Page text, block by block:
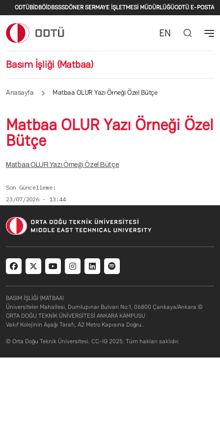
Ana içeriğe atla
İkincil menü
ODTÜBİDBÖİDBSSSDÖNER SERMAYE İŞLETMESİ MÜDÜRLÜĞÜODTÜ E-POSTA
Basım İşliği (Matbaa)
EN
Anasayfa Matbaa OLUR Yazı Örneği Özel Bütçe
Matbaa OLUR Yazı Örneği Özel
Bütçe
Matbaa OLUR Yazı Örneği Özel Bütçe
Son Güncelleme
23/07/2026 - 13:44
Social menu
BASIM İŞLİĞİ (MATBAA)
Üniversiteler Mahallesi, Dumlupınar Bulvarı No:1, 06800 Çankaya/Ankara ©
ORTA DOĞU TEKNİK ÜNİVERSİTESİ ANKARA KAMPUSU
Vakıf Kolejinin Aşağı Tarafı, A2 Metro Kapısına Doğru..
© Orta Doğu Teknik Üniversitesi. CC-IG 2025. Tüm hakları saklıdır.